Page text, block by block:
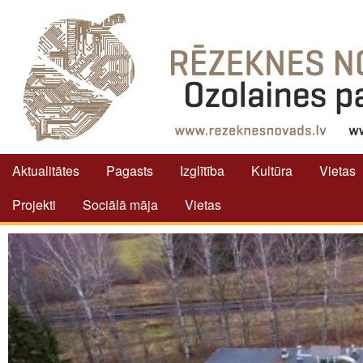
Aktualitātes Pagasts Izglītība Kultūra
Vietas
Projekti
Sociālā māja Vietas